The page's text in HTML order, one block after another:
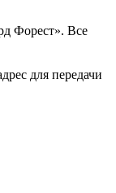
Форест». Все
для передачи